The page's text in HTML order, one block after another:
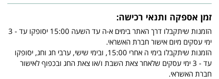
זמן אספקה ותנאי רכישה:
הזמנות שיתקבלו דרך האתר בימים א-ה עד השעה 15:00 יסופקו עד - 3
ימי עסקים מיום אישור חברת האשראי.
הזמנות שיתקבלו בימי ה אחרי 15:00, ובימי שישי, ערבי חג וחג, יסופקו
עד - 3 ימי עסקים שלאחר צאת השבת ו/או צאת החג ובכפוף לאישור
חברת האשראי.